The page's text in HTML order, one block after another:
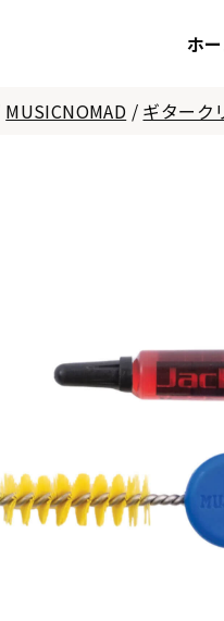
ホ
MUSICNOMAD / ギターク